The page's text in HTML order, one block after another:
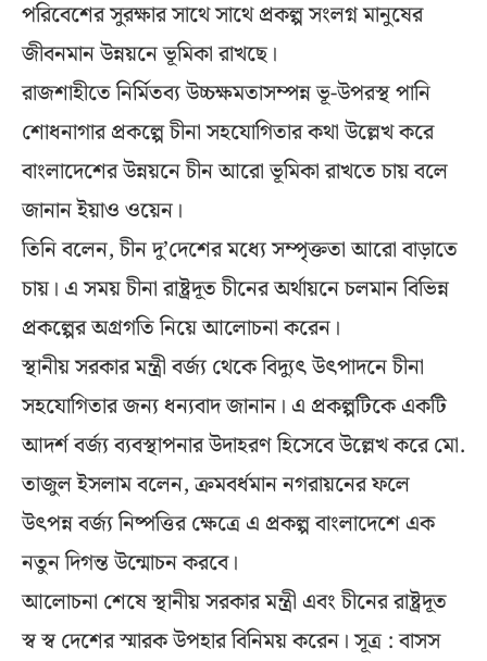
পরিবেশের সুরক্ষার সাথে সাথে প্রকল্প সংলগ্ন মানুষের
জীবনমান উন্নয়নে ভূমিকা রাখছে।
রাজশাহীতে নির্মিতব্য উচ্চক্ষমতাসম্পন্ন ভূ-উপরস্থ পানি
শোধনাগার প্রকল্পে চীনা সহযোগিতার কথা উল্লেখ করে
বাংলাদেশের উন্নয়নে চীন আরো ভূমিকা রাখতে চায় বলে
জানান ইয়াও ওয়েন।
তিনি বলেন, চীন দু’দেশের মধ্যে সম্পৃক্ততা আরো বাড়াতে
চায়। এ সময় চীনা রাষ্ট্রদূত চীনের অর্থায়নে চলমান বিভিন্ন
প্রকল্পের অগ্রগতি নিয়ে আলোচনা করেন।
স্থানীয় সরকার মন্ত্রী বর্জ্য থেকে বিদ্যুৎ উৎপাদনে চীনা
সহযোগিতার জন্য ধন্যবাদ জানান। এ প্রকল্পটিকে একটি
আদর্শ বর্জ্য ব্যবস্থাপনার উদাহরণ হিসেবে উল্লেখ করে মো.
তাজুল ইসলাম বলেন, ক্রমবর্ধমান নগরায়নের ফলে
উৎপন্ন বর্জ্য নিষ্পত্তির ক্ষেত্রে এ প্রকল্প বাংলাদেশে এক
নতুন দিগন্ত উন্মোচন করবে।
আলোচনা শেষে স্থানীয় সরকার মন্ত্রী এবং চীনের রাষ্ট্রদূত
স্ব স্ব দেশের স্মারক উপহার বিনিময় করেন। সূত্র : বাসস